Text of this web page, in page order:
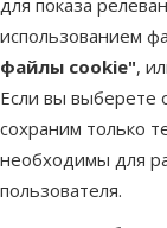
использованием
файлы cookie",
Если вы выберете
сохраним только
необходимы для
пользователя.
Выгодно